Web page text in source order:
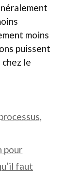
moins
puissent
le
pour
faut